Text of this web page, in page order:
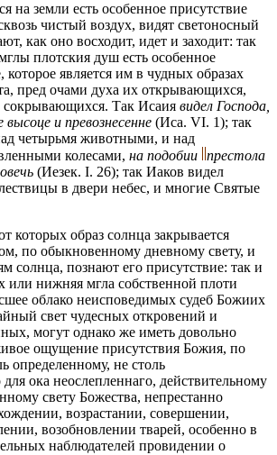
на земли есть особенное присутствие
чистый воздух, видят светоносный
как оно восходит, идет и заходит: так
плотския душ есть особенное
является им в чудных образах
пред очами духа их открывающихся,
Так Исаия видел Господа,
высоце и превознесенне (Иса. VI. 1); так
четырьмя животными, и над
колесами, на подобии престола
(Иезек. I. 26); так Иаков видел
в двери небес, и многие Святые
которых образ солнца закрывается
по обыкновенному дневному свету, и
солнца, познают его присутствие: так и
или нижняя мгла собственной плоти
облако неисповедимых судеб Божиих
свет чудесных откровений и
могут однако же иметь довольно
ощущение присутствия Божия, по
определенному, не столь
ока неослепленнаго, действительному
свету Божества, непрестанно
возрастании, совершении,
возобновлении тварей, особенно в
наблюдателей провидении о